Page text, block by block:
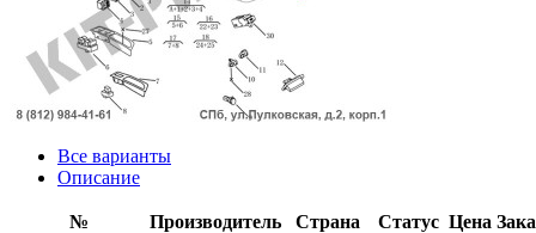
Все варианты
Описание
№ Производитель Страна Статус Цена